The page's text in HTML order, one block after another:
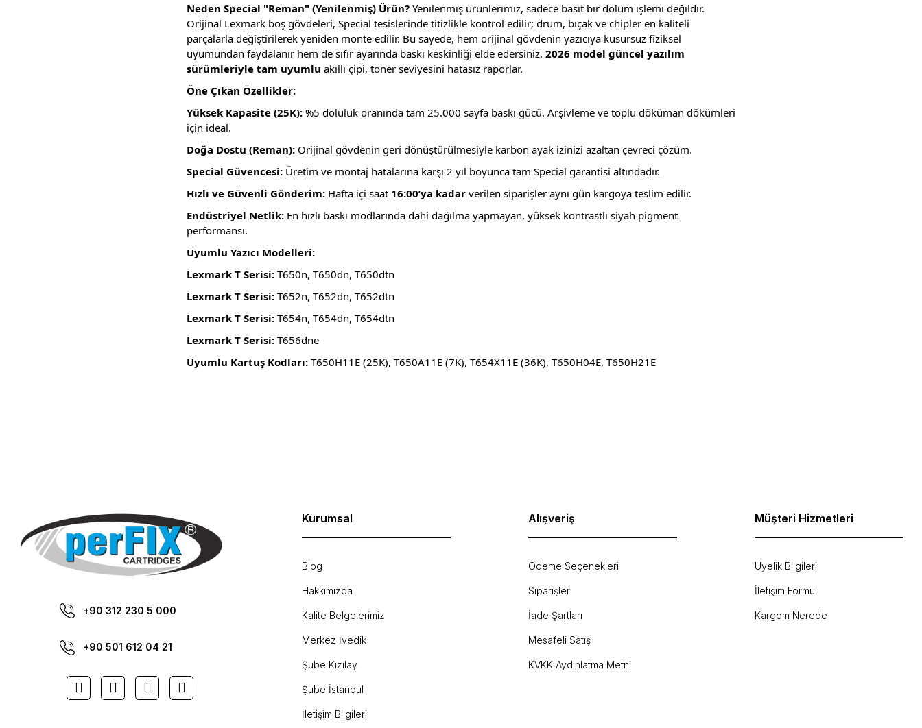
Neden Special "Reman" (Yenilenmiş) Ürün? Yenilenmiş ürünlerimiz, sadece basit bir dolum işlemi değildir.
Orijinal Lexmark boş gövdeleri, Special tesislerinde titizlikle kontrol edilir; drum, bıçak ve chipler en kaliteli
parçalarla değiştirilerek yeniden monte edilir. Bu sayede, hem orijinal gövdenin yazıcıya kusursuz fiziksel
uyumundan faydalanır hem de sıfır ayarında baskı keskinliği elde edersiniz. 2026 model güncel yazılım
sürümleriyle tam uyumlu akıllı çipi, toner seviyesini hatasız raporlar.
Öne Çıkan Özellikler:
Yüksek Kapasite (25K): %5 doluluk oranında tam 25.000 sayfa baskı gücü. Arşivleme ve toplu döküman dökümleri
için ideal.
Doğa Dostu (Reman): Orijinal gövdenin geri dönüştürülmesiyle karbon ayak izinizi azaltan çevreci çözüm.
Special Güvencesi: Üretim ve montaj hatalarına karşı 2 yıl boyunca tam Special garantisi altındadır.
Hızlı ve Güvenli Gönderim: Hafta içi saat 16:00’ya kadar verilen siparişler aynı gün kargoya teslim edilir.
Endüstriyel Netlik: En hızlı baskı modlarında dahi dağılma yapmayan, yüksek kontrastlı siyah pigment
performansı.
Uyumlu Yazıcı Modelleri:
Lexmark T Serisi: T650n, T650dn, T650dtn
Lexmark T Serisi: T652n, T652dn, T652dtn
Lexmark T Serisi: T654n, T654dn, T654dtn
Lexmark T Serisi: T656dne
Uyumlu Kartuş Kodları: T650H11E (25K), T650A11E (7K), T654X11E (36K), T650H04E, T650H21E
+90 312 230 5 000
+90 501 612 04 21
Kurumsal
Blog
Hakkımızda
Kalite Belgelerimiz
Merkez İvedik
Şube Kızılay
Şube İstanbul
İletişim Bilgileri
Alışveriş
Ödeme Seçenekleri
Siparişler
İade Şartları
Mesafeli Satış
KVKK Aydınlatma Metni
Müşteri Hizmetleri
Üyelik Bilgileri
İletişim Formu
Kargom Nerede